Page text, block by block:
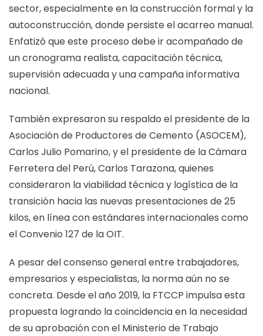
sector, especialmente en la construcción formal y la
autoconstrucción, donde persiste el acarreo manual.
Enfatizó que este proceso debe ir acompañado de
un cronograma realista, capacitación técnica,
supervisión adecuada y una campaña informativa
nacional.
También expresaron su respaldo el presidente de la
Asociación de Productores de Cemento (ASOCEM),
Carlos Julio Pomarino, y el presidente de la Cámara
Ferretera del Perú, Carlos Tarazona, quienes
consideraron la viabilidad técnica y logística de la
transición hacia las nuevas presentaciones de 25
kilos, en línea con estándares internacionales como
el Convenio 127 de la OIT.
A pesar del consenso general entre trabajadores,
empresarios y especialistas, la norma aún no se
concreta. Desde el año 2019, la FTCCP impulsa esta
propuesta logrando la coincidencia en la necesidad
de su aprobación con el Ministerio de Trabajo